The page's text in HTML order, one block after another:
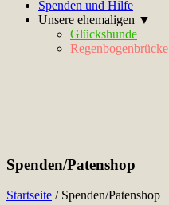
Spenden und Hilfe
Unsere ehemaligen ▼
Glückshunde
Regenbogenbrücke
Spenden/Patenshop
Startseite / Spenden/Patenshop